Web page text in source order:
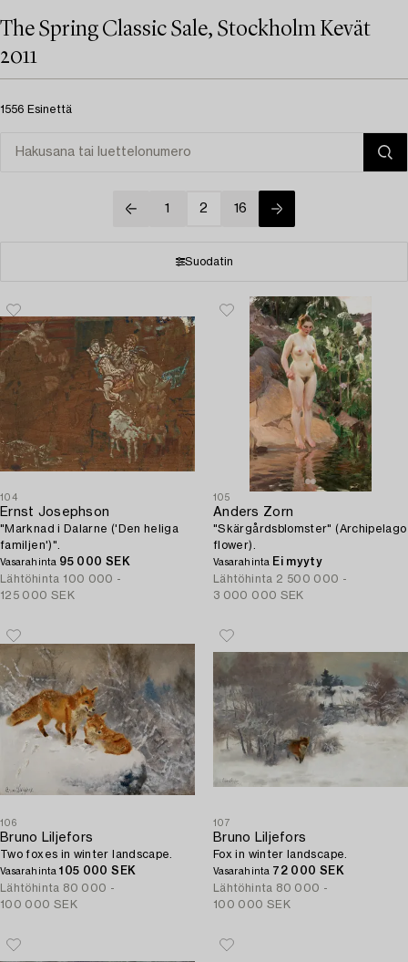
The Spring Classic Sale, Stockholm Kevät
2011
1556 Esinettä
1 2 16
Suodatin
104
Ernst Josephson
"Marknad i Dalarne ('Den heliga
familjen')".
Vasarahinta 95 000 SEK
Lähtöhinta 100 000 -
125 000 SEK
105
Anders Zorn
"Skärgårdsblomster" (Archipelago
flower).
Vasarahinta Ei myyty
Lähtöhinta 2 500 000 -
3 000 000 SEK
106
Bruno Liljefors
Two foxes in winter landscape.
Vasarahinta105 000 SEK
Lähtöhinta 80 000 -
100 000 SEK
107
Bruno Liljefors
Fox in winter landscape.
Vasarahinta 72 000 SEK
Lähtöhinta 80 000 -
100 000 SEK